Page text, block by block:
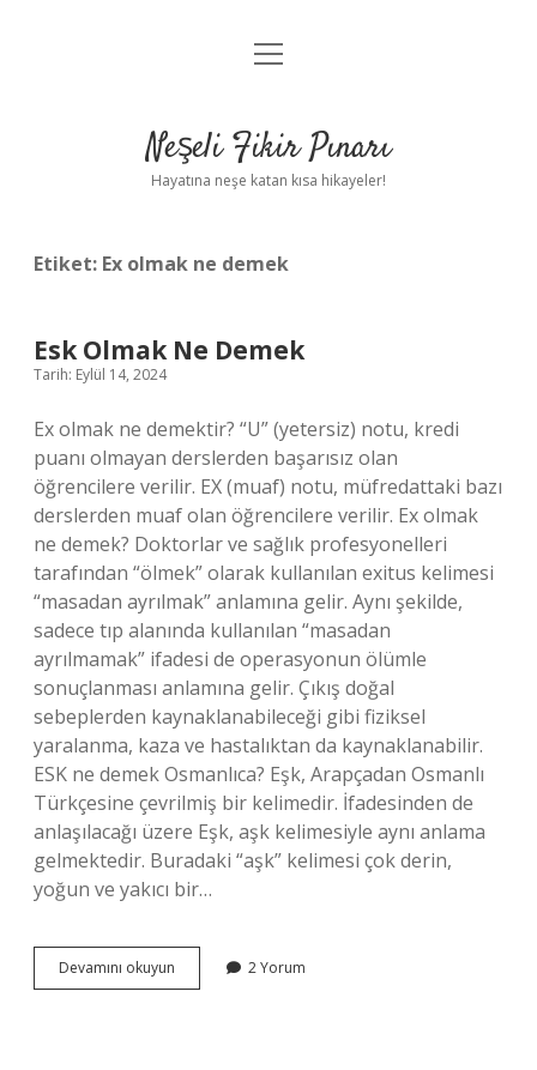
Anasayfa
Yasal Uyarı
menüyü
Neşeli Fikir Pınarı
Hayatına neşe katan kısa hikayeler!
Etiket: Ex olmak ne demek
Esk Olmak Ne Demek
Tarih: Eylül 14, 2024
Ex olmak ne demektir? “U” (yetersiz) notu, kredi
puanı olmayan derslerden başarısız olan
öğrencilere verilir. EX (muaf) notu, müfredattaki bazı
derslerden muaf olan öğrencilere verilir. Ex olmak
ne demek? Doktorlar ve sağlık profesyonelleri
tarafından “ölmek” olarak kullanılan exitus kelimesi
“masadan ayrılmak” anlamına gelir. Aynı şekilde,
sadece tıp alanında kullanılan “masadan
ayrılmamak” ifadesi de operasyonun ölümle
sonuçlanması anlamına gelir. Çıkış doğal
sebeplerden kaynaklanabileceği gibi fiziksel
yaralanma, kaza ve hastalıktan da kaynaklanabilir.
ESK ne demek Osmanlıca? Eşk, Arapçadan Osmanlı
Türkçesine çevrilmiş bir kelimedir. İfadesinden de
anlaşılacağı üzere Eşk, aşk kelimesiyle aynı anlama
gelmektedir. Buradaki “aşk” kelimesi çok derin,
yoğun ve yakıcı bir…
Devamını okuyun
Olmak
2 Yorum